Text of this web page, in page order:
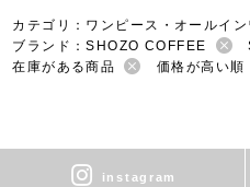
カテゴリ：ワンピース・オールイン
ブランド：SHOZO COFFEE
在庫がある商品
価格が高い順
instagram